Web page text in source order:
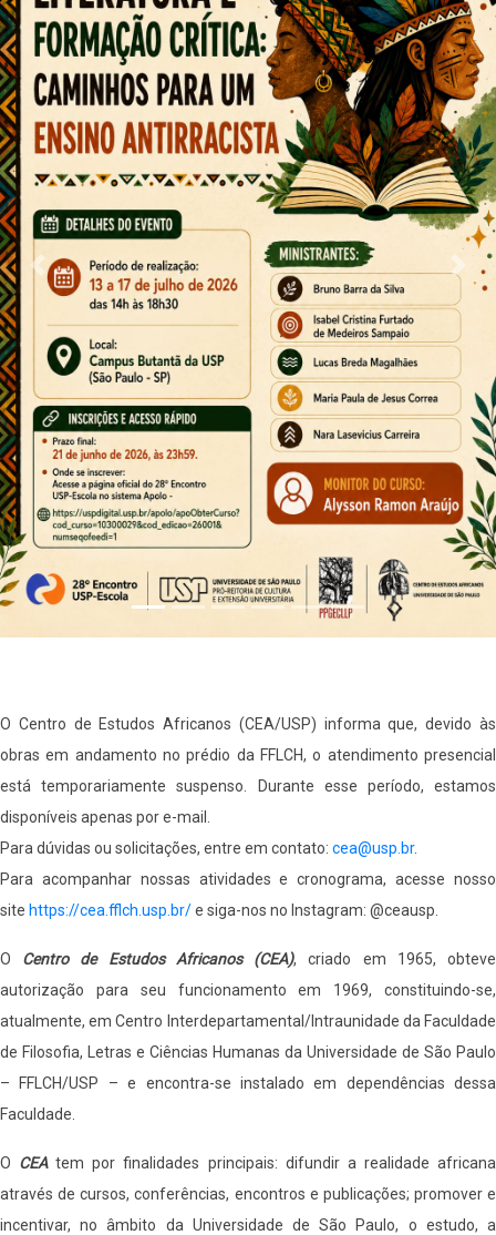
Previous Next
O Centro de Estudos Africanos (CEA/USP) informa que, devido às
obras em andamento no prédio da FFLCH, o atendimento presencial
está temporariamente suspenso. Durante esse período, estamos
disponíveis apenas por e-mail.
Para dúvidas ou solicitações, entre em contato: cea@usp.br.
Para acompanhar nossas atividades e cronograma, acesse nosso
site https://cea.fflch.usp.br/e siga-nos no Instagram: @ceausp.
O Centro de Estudos Africanos (CEA), criado em 1965, obteve
autorização para seu funcionamento em 1969, constituindo-se,
atualmente, em Centro Interdepartamental/Intraunidade da Faculdade
de Filosofia, Letras e Ciências Humanas da Universidade de São Paulo
– FFLCH/USP – e encontra-se instalado em dependências dessa
Faculdade.
O CEAtem por finalidades principais: difundir a realidade africana
através de cursos, conferências, encontros e publicações; promover e
incentivar, no âmbito da Universidade de São Paulo, o estudo, a